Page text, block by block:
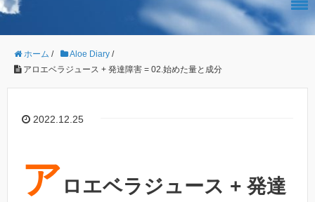
ホーム / Aloe Diary /
アロエベラジュース + 発達障害 = 02.始めた量と成分
2022.12.25
ア ロエベラジュース + 発達